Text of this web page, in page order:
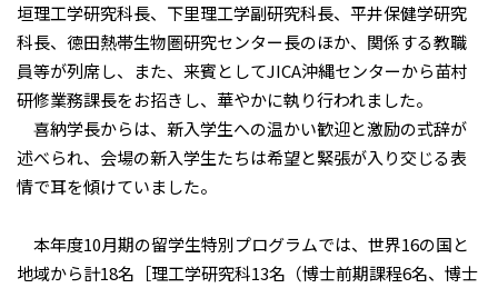
垣理工学研究科長、下里理工学副研究科長、平井保健学研究
科長、徳田熱帯生物圏研究センター長のほか、関係する教職
員等が列席し、また、来賓としてJICA沖縄センターから苗村
研修業務課長をお招きし、華やかに執り行われました。
喜納学長からは、新入学生への温かい歓迎と激励の式辞が
述べられ、会場の新入学生たちは希望と緊張が入り交じる表
情で耳を傾けていました。
本年度10月期の留学生特別プログラムでは、世界16の国と
地域から計18名［理工学研究科13名（博士前期課程6名、博士